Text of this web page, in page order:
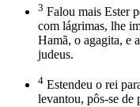
3 Falou mais Ester
com lágrimas, lhe
Hamã, o agagita, e
judeus.
4 Estendeu o rei
levantou, pôs-se de